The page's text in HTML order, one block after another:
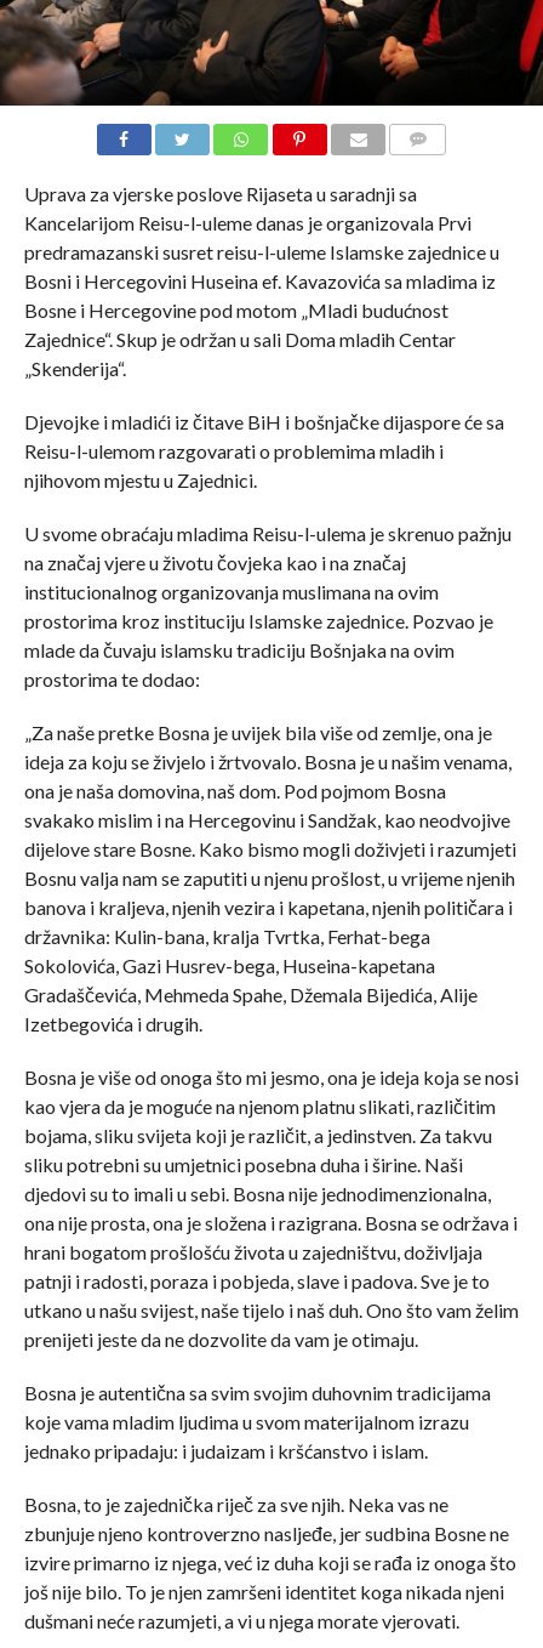
Uprava za vjerske poslove Rijaseta u saradnji sa
Kancelarijom Reisu-l-uleme danas je organizovala Prvi
predramazanski susret reisu-l-uleme Islamske zajednice u
Bosni i Hercegovini Huseina ef. Kavazovića sa mladima iz
Bosne i Hercegovine pod motom „Mladi budućnost
Zajednice“. Skup je održan u sali Doma mladih Centar
„Skenderija“.
Djevojke i mladići iz čitave BiH i bošnjačke dijaspore će sa
Reisu-l-ulemom razgovarati o problemima mladih i
njihovom mjestu u Zajednici.
U svome obraćaju mladima Reisu-l-ulema je skrenuo pažnju
na značaj vjere u životu čovjeka kao i na značaj
institucionalnog organizovanja muslimana na ovim
prostorima kroz instituciju Islamske zajednice. Pozvao je
mlade da čuvaju islamsku tradiciju Bošnjaka na ovim
prostorima te dodao:
„Za naše pretke Bosna je uvijek bila više od zemlje, ona je
ideja za koju se živjelo i žrtvovalo. Bosna je u našim venama,
ona je naša domovina, naš dom. Pod pojmom Bosna
svakako mislim i na Hercegovinu i Sandžak, kao neodvojive
dijelove stare Bosne. Kako bismo mogli doživjeti i razumjeti
Bosnu valja nam se zaputiti u njenu prošlost, u vrijeme njenih
banova i kraljeva, njenih vezira i kapetana, njenih političara i
državnika: Kulin-bana, kralja Tvrtka, Ferhat-bega
Sokolovića, Gazi Husrev-bega, Huseina-kapetana
Gradaščevića, Mehmeda Spahe, Džemala Bijedića, Alije
Izetbegovića i drugih.
Bosna je više od onoga što mi jesmo, ona je ideja koja se nosi
kao vjera da je moguće na njenom platnu slikati, različitim
bojama, sliku svijeta koji je različit, a jedinstven. Za takvu
sliku potrebni su umjetnici posebna duha i širine. Naši
djedovi su to imali u sebi. Bosna nije jednodimenzionalna,
ona nije prosta, ona je složena i razigrana. Bosna se održava i
hrani bogatom prošlošću života u zajedništvu, doživljaja
patnji i radosti, poraza i pobjeda, slave i padova. Sve je to
utkano u našu svijest, naše tijelo i naš duh. Ono što vam želim
prenijeti jeste da ne dozvolite da vam je otimaju.
Bosna je autentična sa svim svojim duhovnim tradicijama
koje vama mladim ljudima u svom materijalnom izrazu
jednako pripadaju: i judaizam i kršćanstvo i islam.
Bosna, to je zajednička riječ za sve njih. Neka vas ne
zbunjuje njeno kontroverzno nasljeđe, jer sudbina Bosne ne
izvire primarno iz njega, već iz duha koji se rađa iz onoga što
još nije bilo. To je njen zamršeni identitet koga nikada njeni
dušmani neće razumjeti, a vi u njega morate vjerovati.